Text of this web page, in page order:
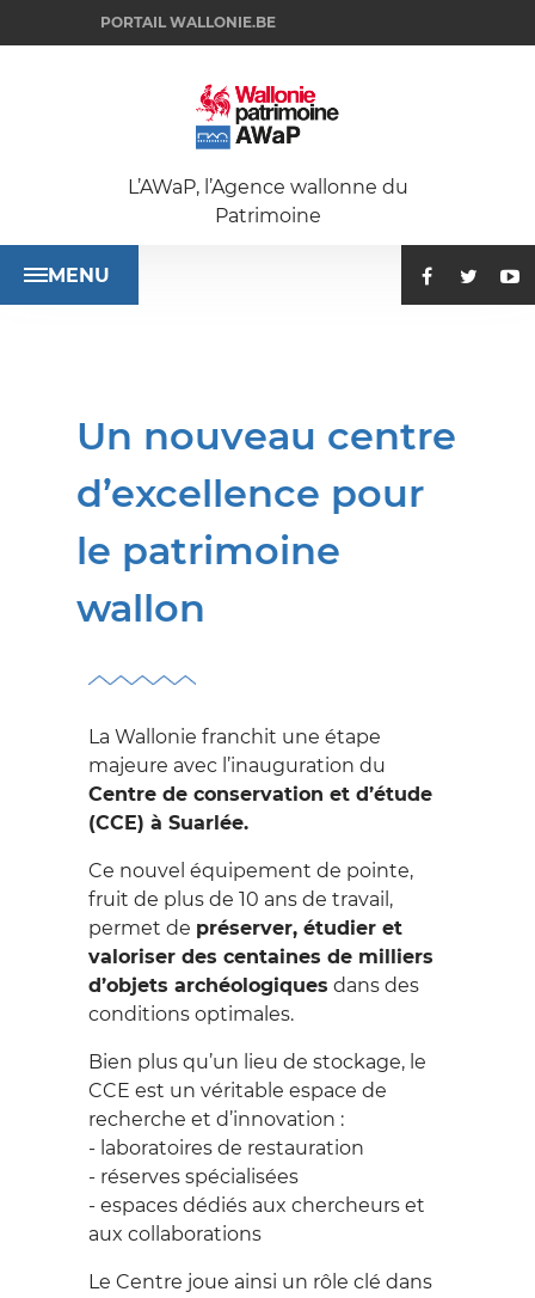
MENU
PORTAIL WALLONIE.BE
L’AWaP, l’Agence wallonne du
Patrimoine
Un nouveau centre
d’excellence pour
le patrimoine
wallon
La Wallonie franchit une étape
majeure avec l’inauguration du
Centre de conservation et d’étude
(CCE) à Suarlée.
Ce nouvel équipement de pointe,
fruit de plus de 10 ans de travail,
permet de préserver, étudier et
valoriser des centaines de milliers
d’objets archéologiques dans des
conditions optimales.
Bien plus qu’un lieu de stockage, le
CCE est un véritable espace de
recherche et d’innovation :
- laboratoires de restauration
- réserves spécialisées
- espaces dédiés aux chercheurs et
aux collaborations
Le Centre joue ainsi un rôle clé dans
SE
RENSEIGNER
SUR LES PROCÉDURES
Exemption des droits
donation et de partage
Protection du
Patrimoine
Restaurer
Subsides
SE
SUR LE PATRIMOINE
documentation
Inventaire du
Patrimoine
exceptionnel et
mondial
Publications &
Documentations
Vidéos
DÉCOUVRIR
LE PATRIMOINE
Adoptons un
Archéoforum
Jeunesse
Journées du Patrimoine
SE FORMER
DANS LE DOMAINE DU
PATRIMOINE
Bourses, prix, concours
et subventions...
International
formation
Professionnels
Scolaires
S'INVESTIR
DANS LE PATRIMOINE
Emploi 2.0
Nos mécènes
Partenariat avec
Prométhéa
Services internationaux
L'AGENCE
WALLONNE DU
PATRIMOINE
NOS MISSIONS
Beez